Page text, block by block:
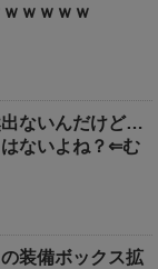
ｗｗｗｗ
出ないんだけど…
ないよね？⇐む
装備ボックス拡